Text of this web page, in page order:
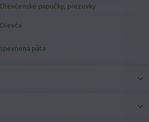
Dievčenské papučky, prezuvky
Dievča
spevnená päta